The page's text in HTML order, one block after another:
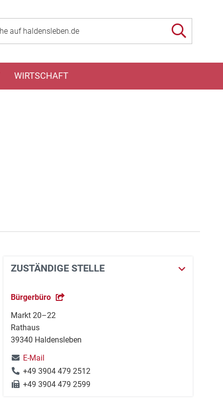
WIRTSCHAFT
ZUSTÄNDIGE STELLE
Bürgerbüro
Markt 20–22
Rathaus
39340 Haldensleben
E-Mail
+49 3904 479 2512
+49 3904 479 2599